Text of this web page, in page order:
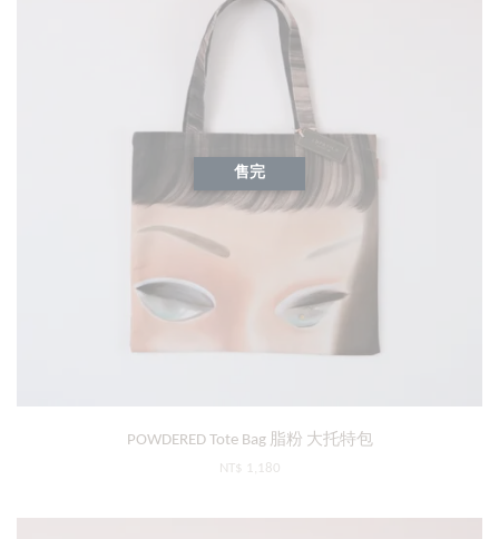
售完
POWDERED Tote Bag 脂粉 大托特包
NT$ 1,180